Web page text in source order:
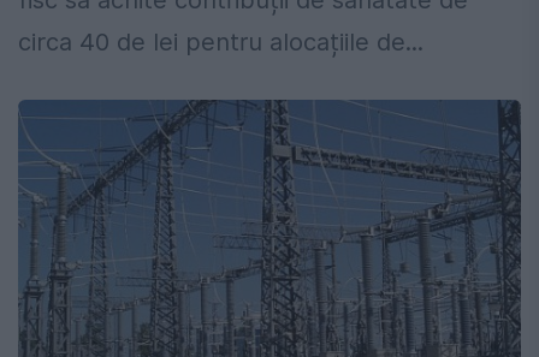
circa 40 de lei pentru alocațiile de...